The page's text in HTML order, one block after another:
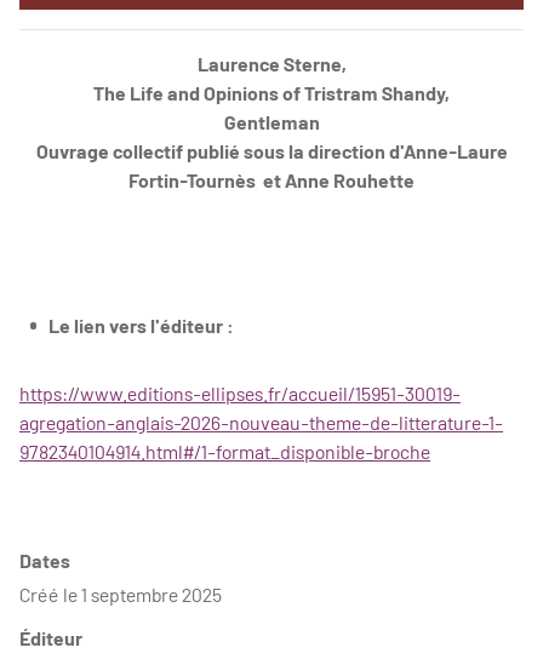
Laurence Sterne,
The Life and Opinions of Tristram Shandy,
Gentleman
Ouvrage collectif publié sous la direction d'Anne-Laure
Fortin-Tournès et Anne Rouhette
Le lien vers l'éditeur :
https://www.editions-ellipses.fr/accueil/15951-30019-
agregation-anglais-2026-nouveau-theme-de-litterature-1-
9782340104914.html#/1-format_disponible-broche
Dates
Créé le 1 septembre 2025
Éditeur